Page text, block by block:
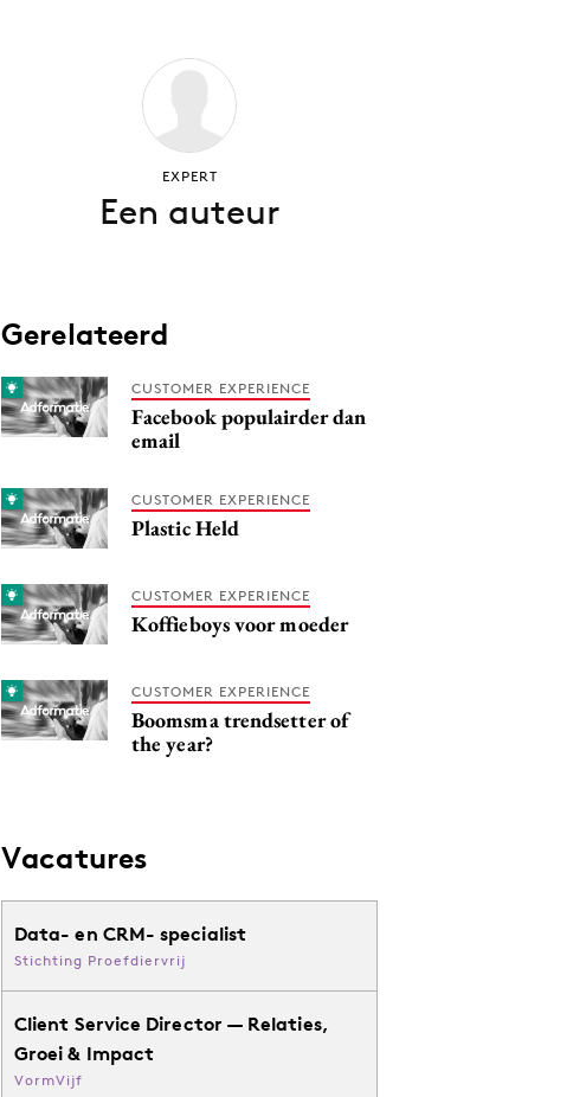
EXPERT
Een auteur
Gerelateerd
CUSTOMER EXPERIENCE
Facebook populairder dan
email
CUSTOMER EXPERIENCE
Plastic Held
CUSTOMER EXPERIENCE
Koffieboys voor moeder
CUSTOMER EXPERIENCE
Boomsma trendsetter of
the year?
Vacatures
Data- en CRM- specialist
Stichting Proefdiervrij
Client Service Director — Relaties,
Groei & Impact
VormVijf